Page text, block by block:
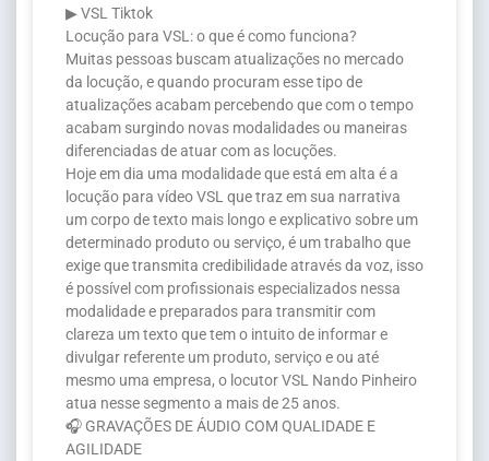
▶ VSL Tiktok
Locução para VSL: o que é como funciona?
Muitas pessoas buscam atualizações no mercado
da locução, e quando procuram esse tipo de
atualizações acabam percebendo que com o tempo
acabam surgindo novas modalidades ou maneiras
diferenciadas de atuar com as locuções.
Hoje em dia uma modalidade que está em alta é a
locução para vídeo VSL que traz em sua narrativa
um corpo de texto mais longo e explicativo sobre um
determinado produto ou serviço, é um trabalho que
exige que transmita credibilidade através da voz, isso
é possível com profissionais especializados nessa
modalidade e preparados para transmitir com
clareza um texto que tem o intuito de informar e
divulgar referente um produto, serviço e ou até
mesmo uma empresa, o locutor VSL Nando Pinheiro
atua nesse segmento a mais de 25 anos.
🎧 GRAVAÇÕES DE ÁUDIO COM QUALIDADE E
AGILIDADE